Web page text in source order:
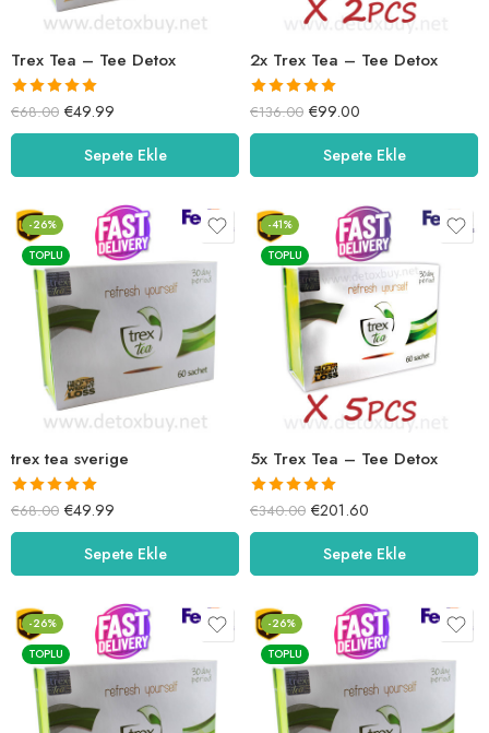
Trex Tea – Tee Detox
5 üzerinden
5.00oy aldı
€68.00 €49.99
Sepete Ekle
2x Trex Tea – Tee Detox
5 üzerinden
5.00oy aldı
€136.00 €99.00
Sepete Ekle
-26%
TOPLU
trex tea sverige
5 üzerinden
5.00oy aldı
€68.00 €49.99
Sepete Ekle
-41%
TOPLU
5x Trex Tea – Tee Detox
5 üzerinden
5.00oy aldı
€340.00 €201.60
Sepete Ekle
-26%
TOPLU
-26%
TOPLU